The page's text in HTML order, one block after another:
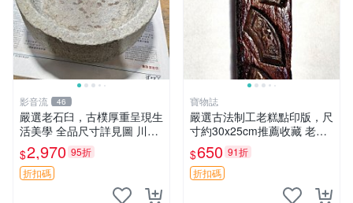
影音流 46
嚴選老石臼，古樸厚重呈現生
活美學 全品尺寸詳見圖 川味
嚴選 石器 傳統廚具
$2,970 95折
折扣碼
寶物誌
嚴選古法制工老糕點印版，尺
寸約30x25cm推薦收藏 老糕
點模具 古法 工藝糕點印版
$650 91折
折扣碼